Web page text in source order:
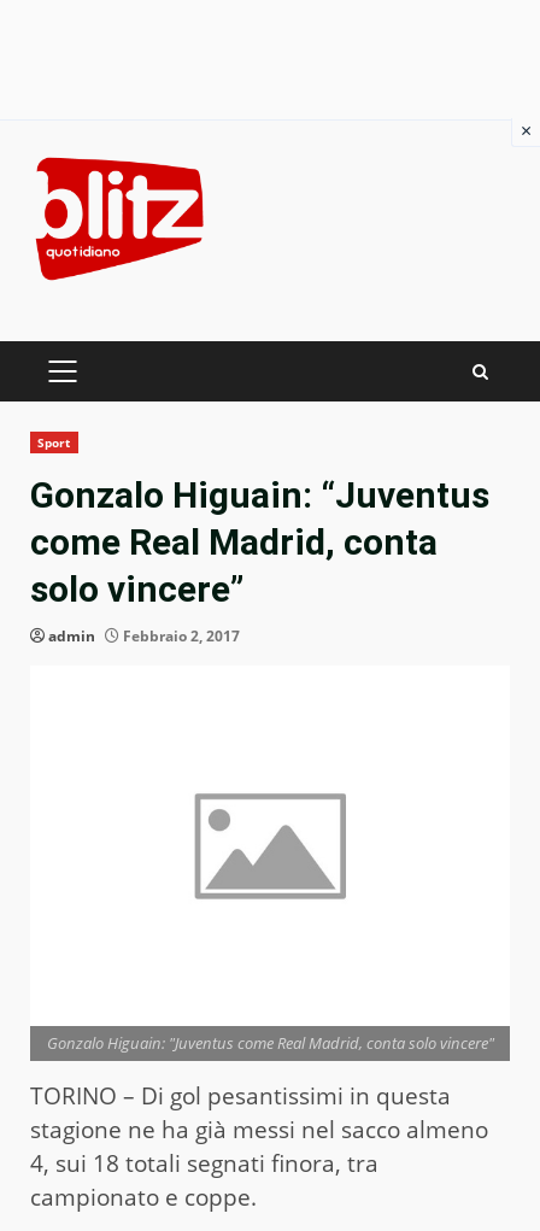
content
PRIMARY
Sport
Gonzalo Higuain: “Juventus
come Real Madrid, conta
solo vincere”
admin Febbraio 2, 2017
Gonzalo Higuain: "Juventus come Real Madrid, conta solo vincere"
TORINO – Di gol pesantissimi in questa
stagione ne ha già messi nel sacco almeno
4, sui 18 totali segnati finora, tra
campionato e coppe.
×